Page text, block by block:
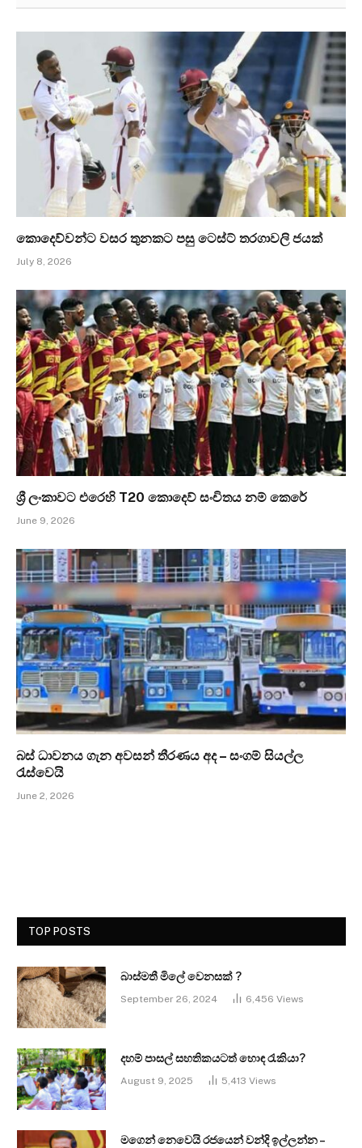
කොදෙව්වන්ට වසර තුනකට පසු ටෙස්ට් තරගාවලි ජයක්
July 8, 2026
ශ්‍රී ලංකාවට එරෙහි T20 කොදෙව් සංචිතය නම් කෙරේ
June 9, 2026
බස් ධාවනය ගැන අවසන් තීරණය අද – සංගම් සියල්ල
රැස්වෙයි
June 2, 2026
TOP POSTS
බාස්මතී මිලේ වෙනසක් ?
September 26, 2024 6,456 Views
දහම් පාසල් සහතිකයටත් හොඳ රැකියා?
August 9, 2025 5,413 Views
මගෙන් නෙවෙයි රජයෙන් වන්දි ඉල්ලන්න –